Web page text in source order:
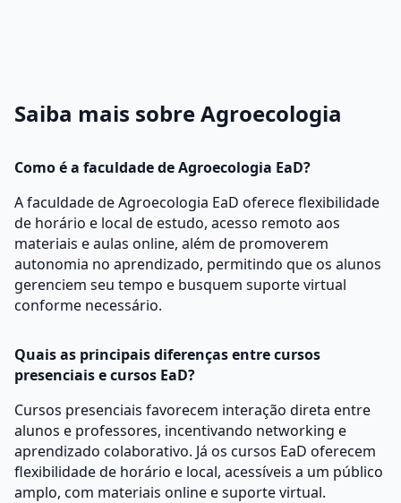
Saiba mais sobre Agroecologia
Como é a faculdade de Agroecologia EaD?
A faculdade de Agroecologia EaD oferece flexibilidade
de horário e local de estudo, acesso remoto aos
materiais e aulas online, além de promoverem
autonomia no aprendizado, permitindo que os alunos
gerenciem seu tempo e busquem suporte virtual
conforme necessário.
Quais as principais diferenças entre cursos
presenciais e cursos EaD?
Cursos presenciais favorecem interação direta entre
alunos e professores, incentivando networking e
aprendizado colaborativo. Já os cursos EaD oferecem
flexibilidade de horário e local, acessíveis a um público
amplo, com materiais online e suporte virtual.